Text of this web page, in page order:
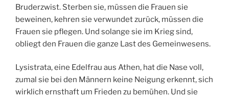
Bruderzwist. Sterben sie, müssen die Frauen sie
beweinen, kehren sie verwundet zurück, müssen die
Frauen sie pflegen. Und solange sie im Krieg sind,
obliegt den Frauen die ganze Last des Gemeinwesens.
Lysistrata, eine Edelfrau aus Athen, hat die Nase voll,
zumal sie bei den Männern keine Neigung erkennt, sich
wirklich ernsthaft um Frieden zu bemühen. Und sie